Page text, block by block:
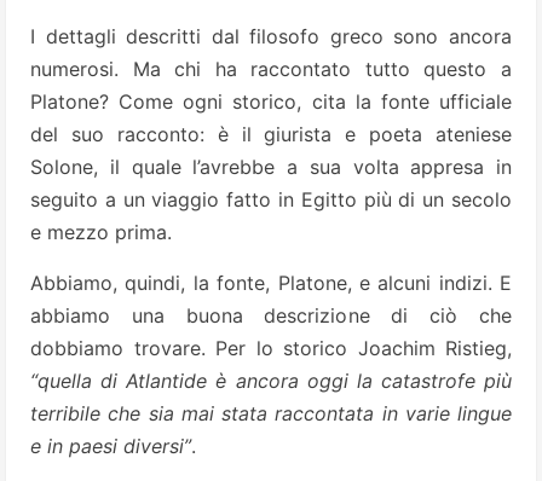
I dettagli descritti dal filosofo greco sono ancora
numerosi. Ma chi ha raccontato tutto questo a
Platone? Come ogni storico, cita la fonte ufficiale
del suo racconto: è il giurista e poeta ateniese
Solone, il quale l’avrebbe a sua volta appresa in
seguito a un viaggio fatto in Egitto più di un secolo
e mezzo prima.
Abbiamo, quindi, la fonte, Platone, e alcuni indizi. E
abbiamo una buona descrizione di ciò che
dobbiamo trovare. Per lo storico Joachim Ristieg,
“quella di Atlantide è ancora oggi la catastrofe più
terribile che sia mai stata raccontata in varie lingue
e in paesi diversi”.